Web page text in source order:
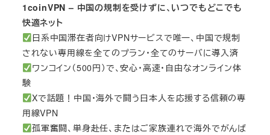
1coinVPN – 中国の規制を受けずに、いつでもどこでも
快適ネット
日系中国滞在者向けVPNサービスで唯一、中国で規制
されない専用線を全てのプラン・全てのサーバに導入済
ワンコイン（500円）で、安心・高速・自由なオンライン体
験
Xで話題！中国・海外で闘う日本人を応援する信頼の専
用線VPN
孤軍奮闘、単身赴任、またはご家族連れで海外でがんば